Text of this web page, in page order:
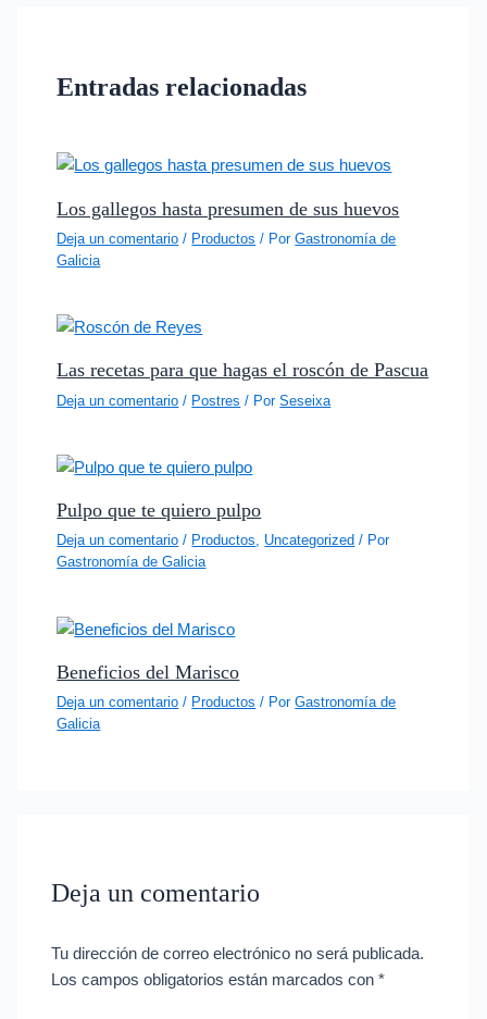
Entradas relacionadas
Los gallegos hasta presumen de sus huevos
Deja un comentario / Productos / PorGastronomía de
Galicia
Las recetas para que hagas el roscón de Pascua
Deja un comentario / Postres / PorSeseixa
Pulpo que te quiero pulpo
Deja un comentario / Productos, Uncategorized / Por
Gastronomía de Galicia
Beneficios del Marisco
Deja un comentario / Productos / PorGastronomía de
Galicia
Deja un comentario
Tu dirección de correo electrónico no será publicada.
Los campos obligatorios están marcados con*